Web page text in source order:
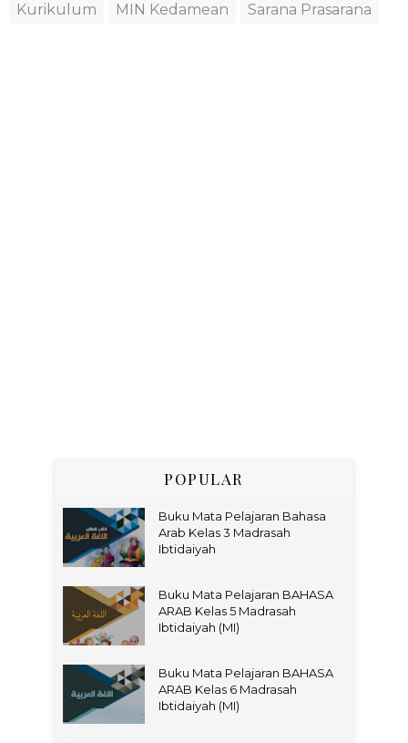
Kurikulum
MIN Kedamean Sarana Prasarana
POPULAR
Buku Mata Pelajaran Bahasa
Arab Kelas 3 Madrasah
Ibtidaiyah
Buku Mata Pelajaran BAHASA
ARAB Kelas 5 Madrasah
Ibtidaiyah (MI)
Buku Mata Pelajaran BAHASA
ARAB Kelas 6 Madrasah
Ibtidaiyah (MI)